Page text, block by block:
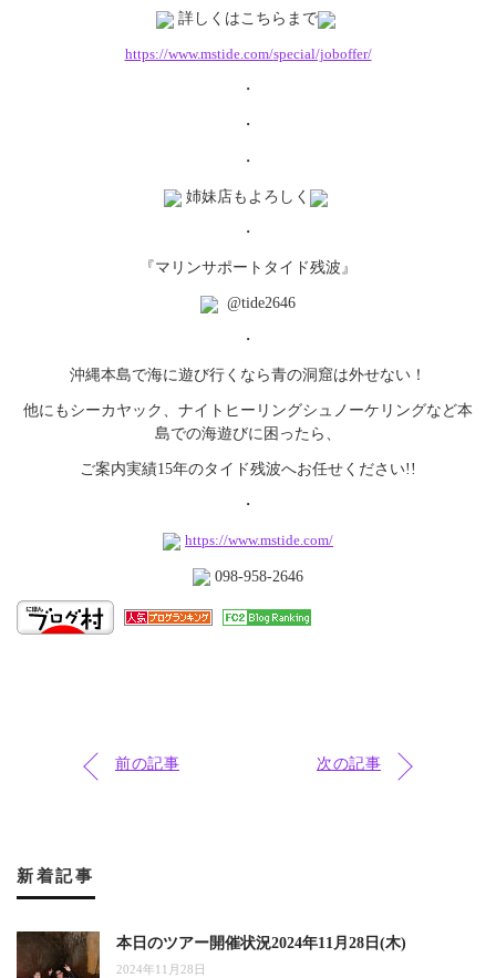
詳しくはこちらまで
https://www.mstide.com/special/joboffer/
・
・
・
姉妹店もよろしく
・
『マリンサポートタイド残波』
@tide2646
・
沖縄本島で海に遊び行くなら青の洞窟は外せない！
他にもシーカヤック、 ナイトヒーリングシュノーケリングなど本
島での海遊びに困ったら
ご案内実績15年のタイド残波へお任せください!!
・
https://www.mstide.com/
098-958-2646
前の記事 次の記事
新着記事
本日のツアー開催状況2024年11月28日(木)
2024年11月28日